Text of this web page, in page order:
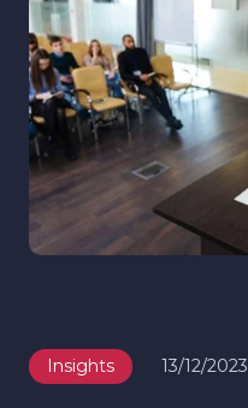
Insights 13/12/2023